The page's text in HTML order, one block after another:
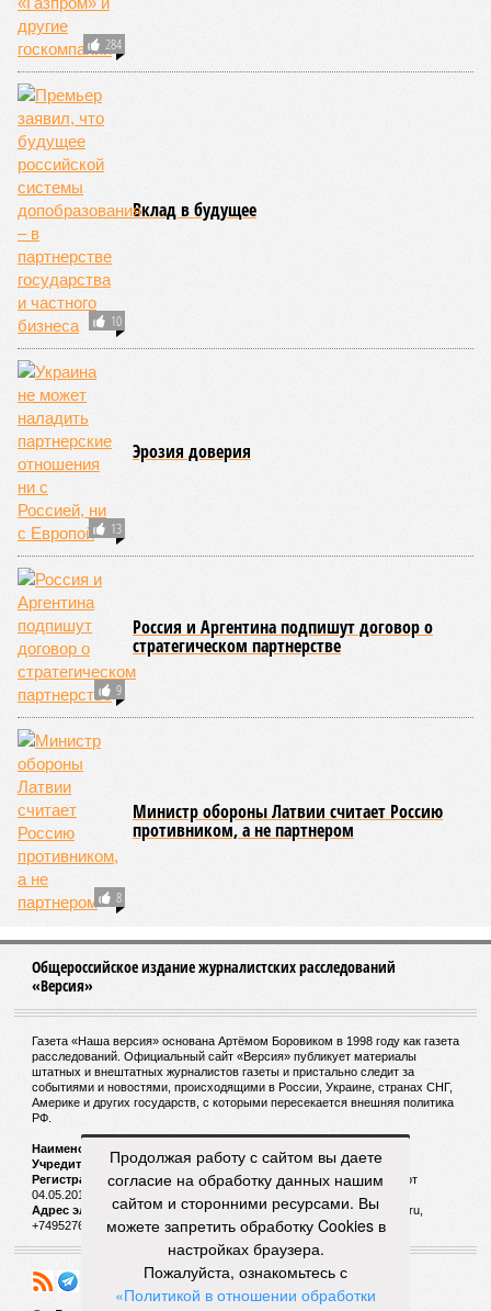
284
10
Вклад в будущее
13
Эрозия доверия
9
Россия и Аргентина подпишут договор о
стратегическом партнерстве
8
Министр обороны Латвии считает Россию
противником, а не партнером
Общероссийское издание журналистских расследований
«Версия»
Газета «Наша версия» основана Артёмом Боровиком в 1998 году как газета
расследований. Официальный сайт «Версия» публикует материалы
штатных и внештатных журналистов газеты и пристально следит за
событиями и новостями, происходящими в России, Украине, странах СНГ,
Америке и других государств, с которыми пересекается внешняя политика
РФ.
Наименование:
Учредитель:
ООО «Версия»,Главный редактор:Горевой Р. Г.
Регистрационный номер Роскомнадзора:ЭЛ № ФС 77 - 72681 от
04.05.2018 г.
Адрес электронной почты и телефон редакции:versia@versia.ru,
+74952760348
Продолжая работу с сайтом вы даете
согласие на обработку данных нашим
сайтом и сторонними ресурсами. Вы
можете запретить обработку Cookies в
настройках браузера.
Пожалуйста, ознакомьтесь с
«Политикой в отношении обработки